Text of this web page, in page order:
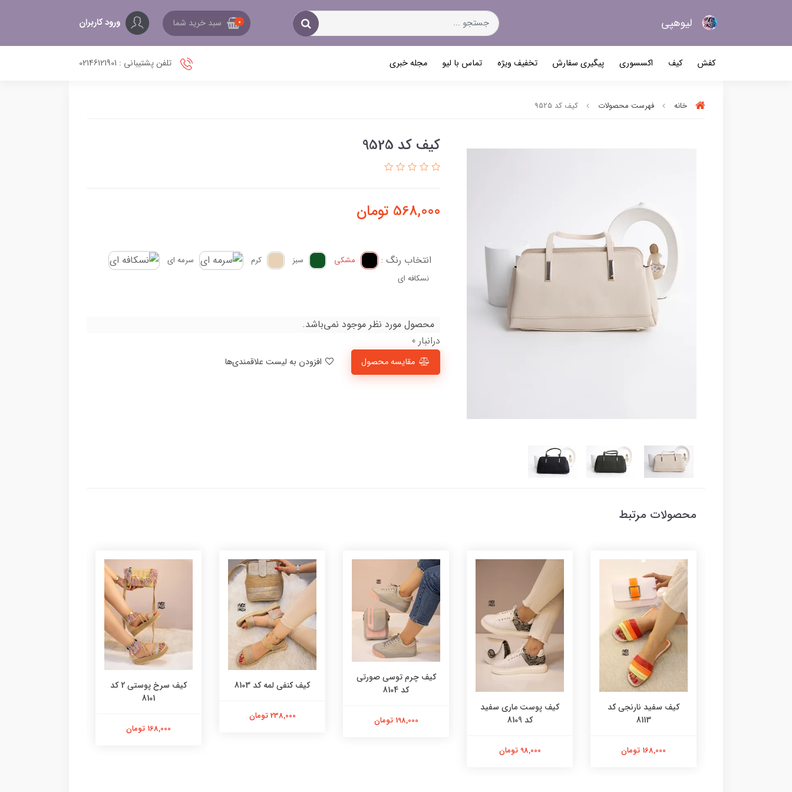
لیو‌هپی 0 سبد خرید شما ورود کاربران
کفش کیف اکسسوری پیگیری سفارش تخفیف ویژه تماس با لیو مجله خبری تلفن پشتیبانی : 02146121901
خانه فهرست محصولات کیف کد 9525
کیف کد 9525
568,000 تومان
انتخاب رنگ : مشکی سبز کرم
سرمه ای
نسکافه ای
محصول مورد نظر موجود نمی‌باشد.
درانبار 0
مقایسه محصول
محصولات مرتبط
کیف سفید نارنجی کد
8113
168,000 تومان
کیف پوست ماری سفید
کد 8109
98,000 تومان
کیف چرم توسی صورتی
کد 8104
198,000 تومان
کیف کنفی لمه کد 8103
238,000 تومان
کیف سرخ پوستی 2 کد
8101
168,000 تومان